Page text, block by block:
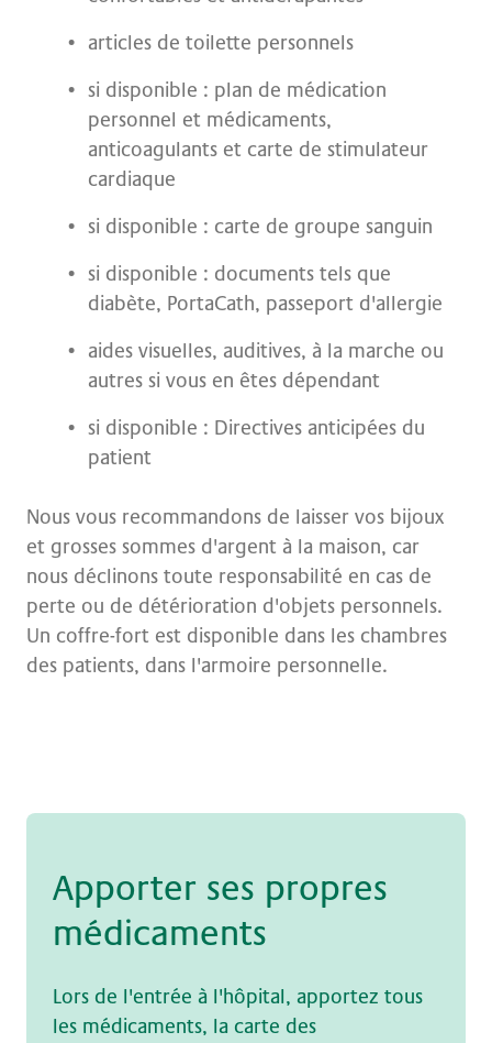
articles de toilette personnels
si disponible : plan de médication
personnel et médicaments,
anticoagulants et carte de stimulateur
cardiaque
si disponible : carte de groupe sanguin
si disponible : documents tels que
diabète, PortaCath, passeport d'allergie
aides visuelles, auditives, à la marche ou
autres si vous en êtes dépendant
si disponible : Directives anticipées du
patient
Nous vous recommandons de laisser vos bijoux
et grosses sommes d'argent à la maison, car
nous déclinons toute responsabilité en cas de
perte ou de détérioration d'objets personnels.
Un coffre-fort est disponible dans les chambres
des patients, dans l'armoire personnelle.
Ap­por­ter ses pro­p­res
mé­di­ca­ments
Lors de l'entrée à l'hôpital, apportez tous
les médicaments, la carte des